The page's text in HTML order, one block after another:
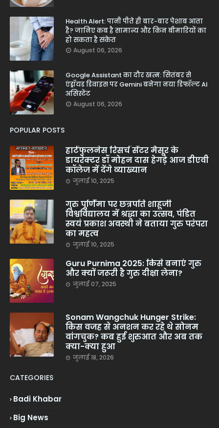
Health Alert: पानी पीते ही बार-बार पेशाब आता
है? जानिए कब है सामान्य और किन बीमारियों का
हो सकता है संकेत
August 06, 2026
Google Assistant का दौर खत्म: सितंबर से
एंड्रॉयड डिवाइस पर Gemini बनेगा नया डिफॉल्ट AI
असिस्टेंट
August 06, 2026
POPULAR POSTS
हार्टफुलनेस रिसर्च सेंटर मैसूर के
डायरेक्टर डॉ मोहन दास हेगड़े आज डीएवी
कॉलेज में देंगे व्याख्यान
जुलाई 10, 2025
गुरु पूर्णिमा पर छत्रपति शाहूजी
विश्वविद्यालय में श्रद्धा का उत्सव, पंडित
स्वयं प्रकाश अवस्थी ने बताया गुरु परंपरा
का महत्व
जुलाई 10, 2025
Guru Purnima 2025: किसे बनाएं गुरु
और क्यों जरूरी है गुरु दीक्षा लेना?
जुलाई 07, 2025
Sonam Wangchuk Hunger Strike:
किस वजह से अनशन कर रहे थे सोनम
वांगचुक? कब हुई शुरुआत और अब तक
क्या-क्या हुआ
जुलाई 18, 2026
CATEGORIES
Badi Khabar
Big News